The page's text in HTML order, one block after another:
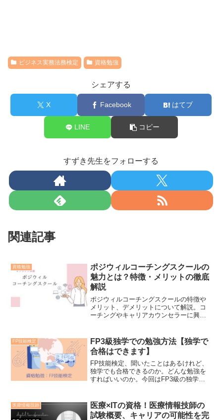
ビジネス実務法務検定 資格勉強
シェアする
X Facebook はてブ
LINE コピー
すずき先生をフォローする
関連記事
資格勉強
ポジウィルコーチングスクールの
魅力とは？特徴・メリットの徹底
解説
ポジウィルコーチングスクールの特徴や
メリット、デメリットについて解説。コ
ーチングやキャリアカウンセラーに興味
FP技能検定
FP3級独学での勉強方法【独学で
合格はできます】
FP技能検定、聞いたことはあるけれど、
独学でも合格できるのか。どんな勉強を
すればいいのか。今回はFP3級の独学で
医療情報技師
医療×ITの資格！医療情報技師の
試験概要、キャリアの可能性を完